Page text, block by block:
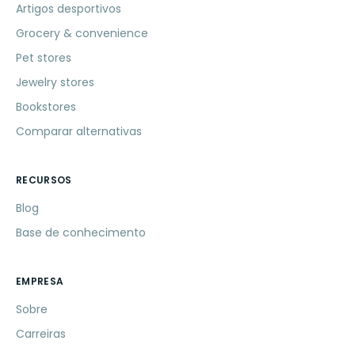
Artigos desportivos
Grocery & convenience
Pet stores
Jewelry stores
Bookstores
Comparar alternativas
RECURSOS
Blog
Base de conhecimento
EMPRESA
Sobre
Carreiras